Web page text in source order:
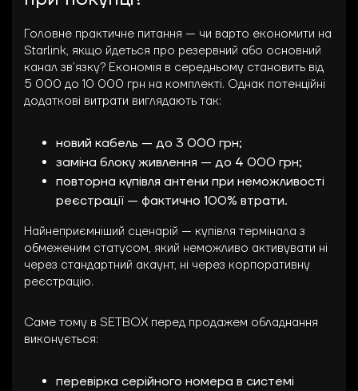
Головне практичне питання — чи варто економити на
Starlink, якщо йдеться про резервний або основний
канал зв’язку? Економія в середньому становить від
5 000 до 10 000 грн на комплекті. Однак потенційні
додаткові витрати виглядають так:
новий кабель — до 3 000 грн;
заміна блоку живлення — до 4 000 грн;
повторна купівля антени при неможливості
реєстрації — фактично 100% втрати.
Найнеприємніший сценарій — купівля термінала з
обмеженим статусом, який неможливо активувати ні
через стандартний акаунт, ні через корпоративну
реєстрацію.
Саме тому в SETBOX перед продажем обладнання
виконується:
перевірка серійного номера в системі